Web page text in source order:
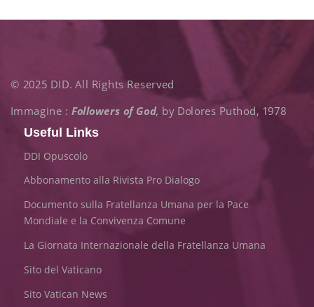
© 2025 DID. All Rights Reserved
Immagine : Followers of God, by Dolores Puthod, 1978
Useful Links
DDI Opuscolo
Abbonamento alla Rivista Pro Dialogo
Documento sulla Fratellanza Umana per la Pace
Mondiale e la Convivenza Comune
La Giornata Internazionale della Fratellanza Umana
Sito del Vaticano
Sito Vatican News